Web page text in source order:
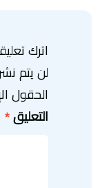
اترك
لن يتم
الحقول
التعليق *